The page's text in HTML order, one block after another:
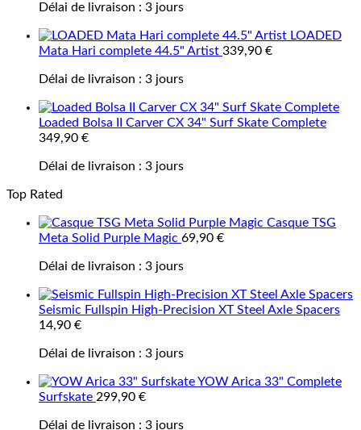
Délai de livraison : 3 jours
LOADED
Mata Hari complete 44.5" Artist 339,90 €
Délai de livraison : 3 jours
Loaded Bolsa II Carver CX 34" Surf Skate Complete
349,90 €
Délai de livraison : 3 jours
Top Rated
Casque TSG
Meta Solid Purple Magic 69,90 €
Délai de livraison : 3 jours
Seismic Fullspin High-Precision XT Steel Axle Spacers
14,90 €
Délai de livraison : 3 jours
YOW Arica 33" Complete
Surfskate 299,90 €
Délai de livraison : 3 jours